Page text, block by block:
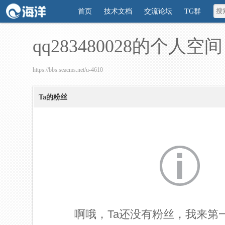
首页 技术文档 交流论坛 TG群
qq283480028的个人空间
https://bbs.seacms.net/u-4610
Ta的粉丝
啊哦，Ta还没有粉丝，我来第